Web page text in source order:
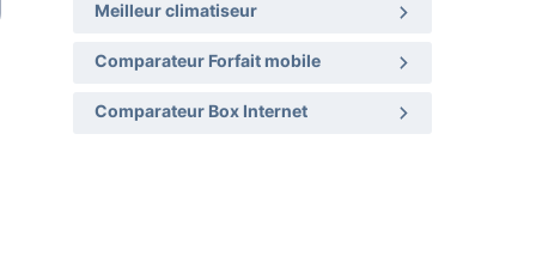
Meilleur climatiseur
Comparateur Forfait mobile
Comparateur Box Internet